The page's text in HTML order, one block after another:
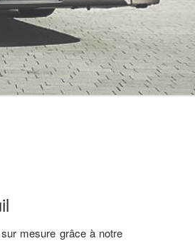
mesure grâce à notre